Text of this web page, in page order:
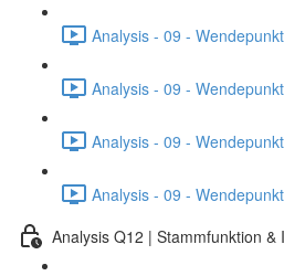
Analysis - 09 -
Analysis - 09 -
Analysis - 09 -
Analysis - 09 -
Analysis Q12 | Stammfunktion